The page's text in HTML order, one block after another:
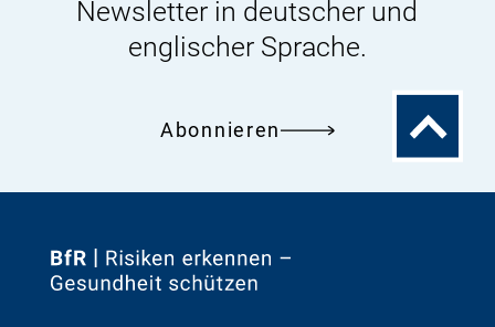
Newsletter in deutscher und
englischer Sprache.
Abonnieren
Zum
Zur